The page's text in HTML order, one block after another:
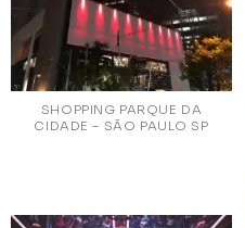
SHOPPING PARQUE DA
CIDADE – SÃO PAULO SP